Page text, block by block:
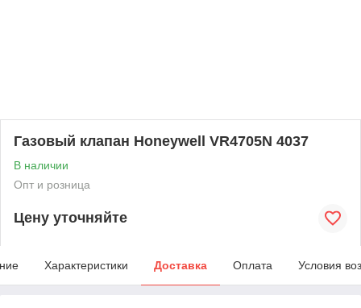
Газовый клапан Honeywell VR4705N 4037
В наличии
Опт и розница
Цену уточняйте
Характеристики Доставка Оплата Условия